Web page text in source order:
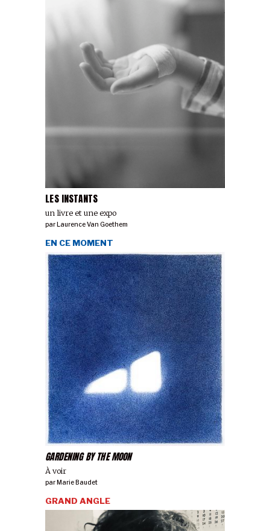
LES INSTANTS
un livre et une expo
parLaurence Van Goethem
GARDENING BY THE MOON
À voir
EN CE MOMENT
parMarie Baudet
GRAND ANGLE